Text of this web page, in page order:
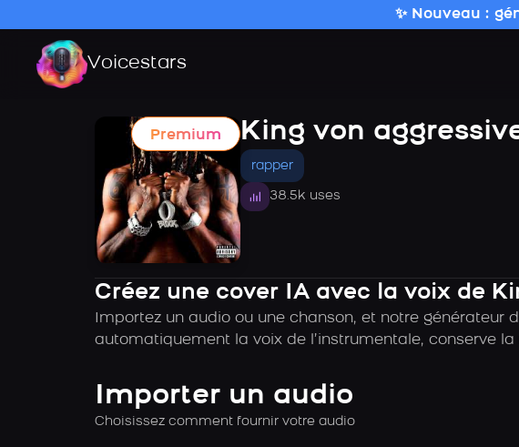
✨ Nouveau :
Voicestars
Premium King von
rapper
38.5k uses
Créez une cover IA avec la voix de
Importez un audio ou une chanson, et notre générateur
automatiquement la voix de l’instrumentale, conserve
Importer un audio
Choisissez comment fournir votre audio